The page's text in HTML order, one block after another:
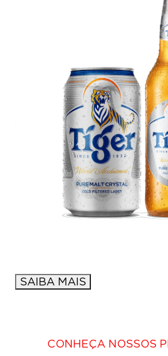
SAIBA MAIS
CONHEÇA NOSSOS